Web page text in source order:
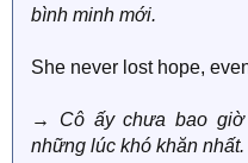
bình minh mới.
She never lost hope,
→ Cô ấy chưa bao giờ
những lúc khó khăn nhất.